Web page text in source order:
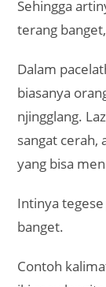
Sehingga
terang
Dalam
biasanya
njingglang.
sangat cerah,
yang bisa
Intinya
banget.
Contoh